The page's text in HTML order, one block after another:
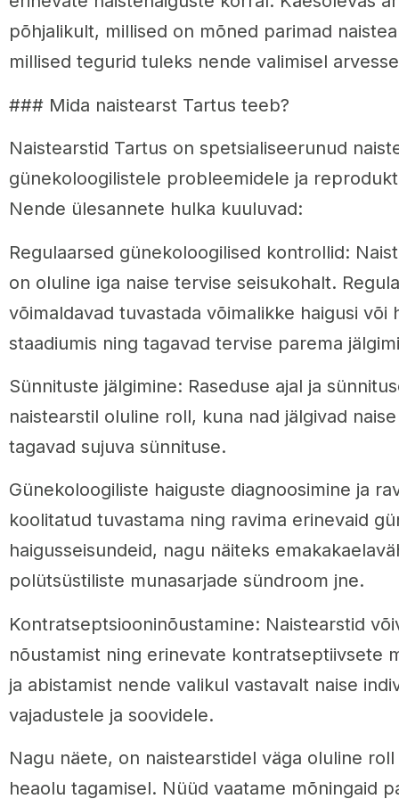
põhjalikult, millised on mõned parimad
millised tegurid tuleks nende valimisel
### Mida naistearst Tartus teeb?
Naistearstid Tartus on spetsialiseerunud
günekoloogilistele probleemidele ja
Nende ülesannete hulka kuuluvad:
Regulaarsed günekoloogilised kontrollid:
on oluline iga naise tervise seisukohalt.
võimaldavad tuvastada võimalikke haigusi või
staadiumis ning tagavad tervise parema
Sünnituste jälgimine: Raseduse ajal ja
naistearstil oluline roll, kuna nad jälgivad
tagavad sujuva sünnituse.
Günekoloogiliste haiguste diagnoosimine ja
koolitatud tuvastama ning ravima erinevaid
haigusseisundeid, nagu näiteks
polütsüstiliste munasarjade sündroom jne.
Kontratseptsiooninõustamine: Naistearstid
nõustamist ning erinevate kontratseptiivsete
ja abistamist nende valikul vastavalt naise
vajadustele ja soovidele.
Nagu näete, on naistearstidel väga oluline
heaolu tagamisel. Nüüd vaatame mõningaid